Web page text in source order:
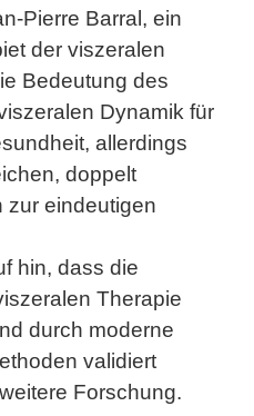
Pierre Barral, ein
der viszeralen
Bedeutung des
Dynamik für
allerdings
doppelt
zur eindeutigen
hin, dass die
Therapie
durch moderne
validiert
Forschung.